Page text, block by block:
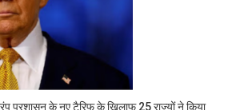
प्रशासन के नए टैरिफ के खिलाफ 25 राज्यों ने किया